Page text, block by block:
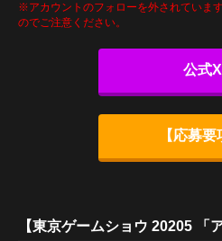
※アカウントのフォローを外されていま
のでご注意ください。
公式X
【応募要
【東京ゲームショウ 20205 「